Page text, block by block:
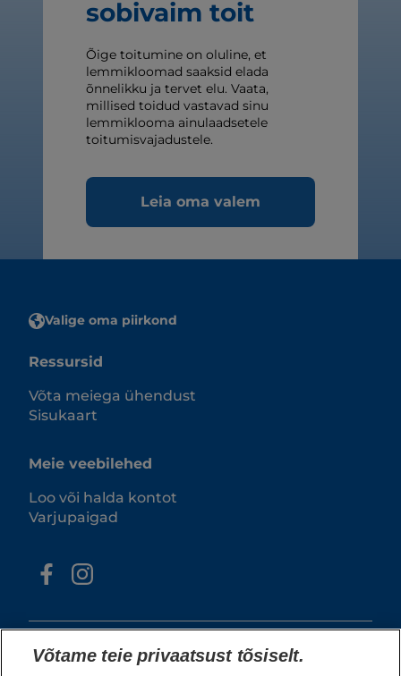
sobivaim toit
Õige toitumine on oluline, et
lemmikloomad saaksid elada
õnnelikku ja tervet elu. Vaata,
millised toidud vastavad sinu
lemmiklooma ainulaadsetele
toitumisvajadustele.
Leia oma valem
Valige oma piirkond
Ressursid
Võta meiega ühendust
Sisukaart
Meie veebilehed
Loo või halda kontot
Varjupaigad
Võtame teie privaatsust tõsiselt.